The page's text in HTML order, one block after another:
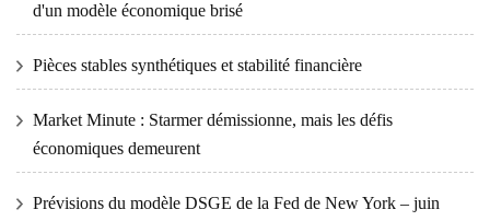
d'un modèle économique brisé
Pièces stables synthétiques et stabilité financière
Market Minute : Starmer démissionne, mais les défis
économiques demeurent
Prévisions du modèle DSGE de la Fed de New York – juin